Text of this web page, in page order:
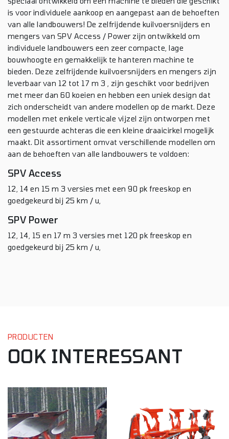
is voor individuele aankoop en aangepast aan de behoeften
van alle landbouwers! De zelfrijdende kuilvoersnijders en
mengers van SPV Access / Power zijn ontwikkeld om
individuele landbouwers een zeer compacte, lage
bouwhoogte en gemakkelijk te hanteren machine te
bieden. Deze zelfrijdende kuilvoersnijders en mengers zijn
leverbaar van 12 tot 17 m 3 , zijn geschikt voor bedrijven
met meer dan 60 koeien en hebben een uniek design dat
zich onderscheidt van andere modellen op de markt. Deze
modellen met enkele verticale vijzel zijn ontworpen met
een gestuurde achteras die een kleine draaicirkel mogelijk
maakt. Dit assortiment omvat verschillende modellen om
aan de behoeften van alle landbouwers te voldoen:
SPV Access
12, 14 en 15 m 3 versies met een 90 pk freeskop en
goedgekeurd bij 25 km / u,
SPV Power
12, 14, 15 en 17 m 3 versies met 120 pk freeskop en
goedgekeurd bij 25 km / u,
PRODUCTEN
OOK INTERESSANT